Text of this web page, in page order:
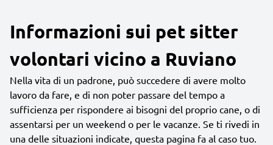
Informazioni sui pet sitter
volontari vicino a Ruviano
Nella vita di un padrone, può succedere di avere molto
lavoro da fare, e di non poter passare del tempo a
sufficienza per rispondere ai bisogni del proprio cane, o di
assentarsi per un weekend o per le vacanze. Se ti rivedi in
una delle situazioni indicate, questa pagina fa al caso tuo.